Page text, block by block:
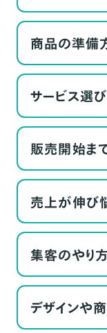
商品の準備
サービス選
販売開始ま
売上が伸び
集客のやり
デザインや